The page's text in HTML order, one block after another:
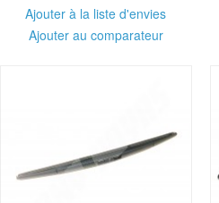
Ajouter à la liste d'envies
Ajouter au comparateur